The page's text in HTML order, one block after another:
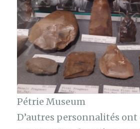
Pétrie Museum
D’autres personnalités